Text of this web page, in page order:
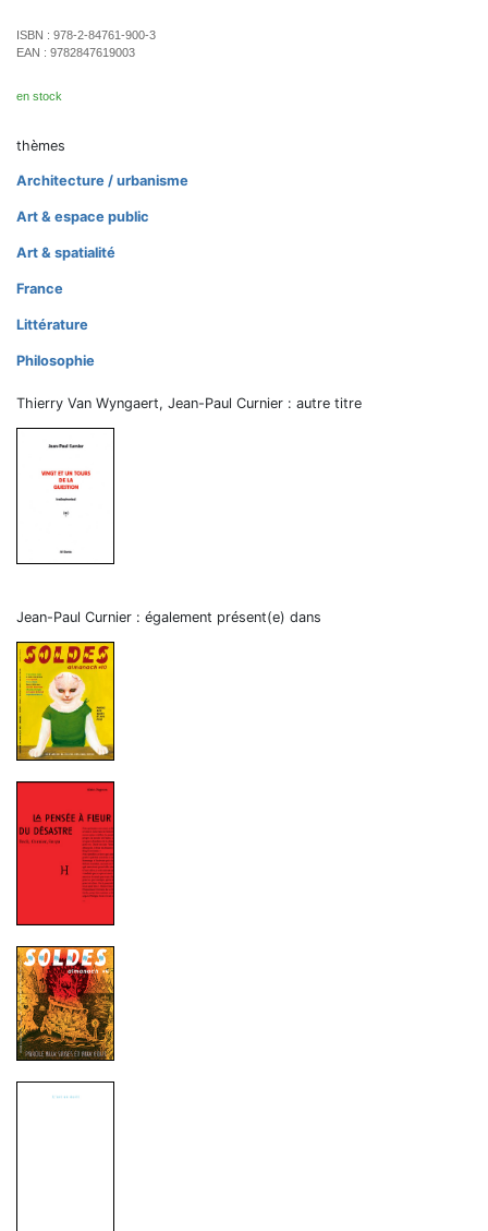
ISBN : 978-2-84761-900-3
EAN : 9782847619003
en stock
thèmes
Architecture / urbanisme
Art & espace public
Art & spatialité
France
Littérature
Philosophie
Thierry Van Wyngaert, Jean-Paul Curnier : autre titre
Jean-Paul Curnier : également présent(e) dans